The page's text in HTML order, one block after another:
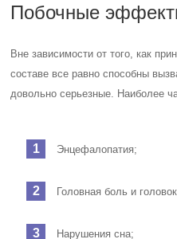
Побочные
Вне зависимости от того, как
составе все равно способны
довольно серьезные. Наиболее
Энцефалопатия;
Головная боль и
Нарушения сна;